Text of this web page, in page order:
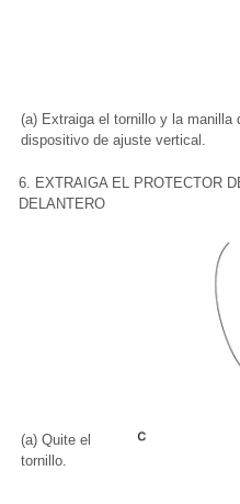
(a) Extraiga el tornillo y la manilla
dispositivo de ajuste vertical.
6. EXTRAIGA EL PROTECTOR
DELANTERO
(a) Quite el
tornillo.